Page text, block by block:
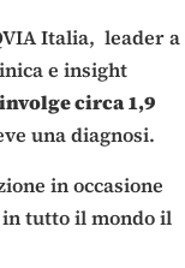
Italia, leader a
e insight
circa 1,9
una diagnosi.
in occasione
tutto il mondo il